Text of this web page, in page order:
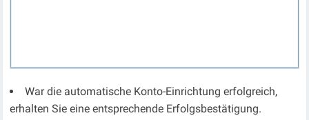
War die automatische Konto-Einrichtung erfolgreich,
erhalten Sie eine entsprechende Erfolgsbestätigung.